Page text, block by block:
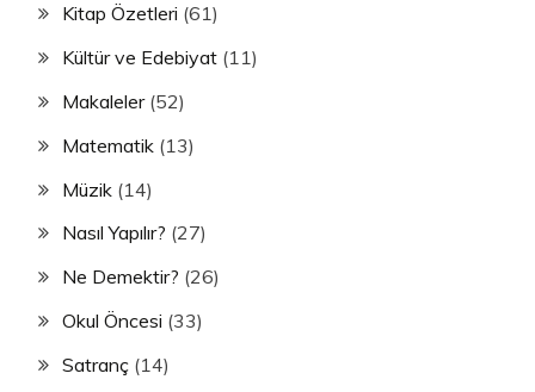
Kitap Özetleri (61)
Kültür ve Edebiyat (11)
Makaleler(52)
Matematik (13)
Müzik (14)
Nasıl Yapılır? (27)
Ne Demektir? (26)
Okul Öncesi (33)
Satranç (14)